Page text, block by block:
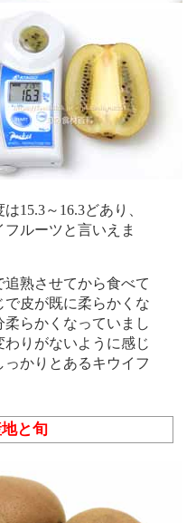
15.3～16.3どあり、
ルーツと言いえま
熟させてから食べて
皮が既に柔らかくな
らかくなっていまし
りがないように感じ
かりとあるキウイフ
と旬